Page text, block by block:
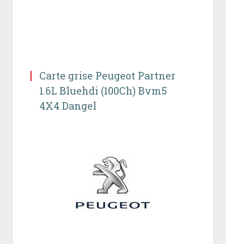
Carte grise Peugeot Partner
1.6L Bluehdi (100Ch) Bvm5
4X4 Dangel